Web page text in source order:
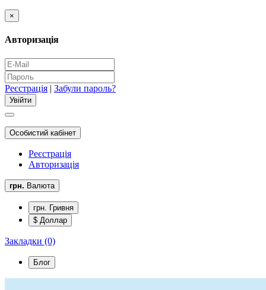
×
Авторизація
Реєстрація | Забули пароль?
Особистий кабінет
Реєстрація
Авторизація
грн. Валюта
грн. Гривня
$ Доллар
Закладки (0)
Блог